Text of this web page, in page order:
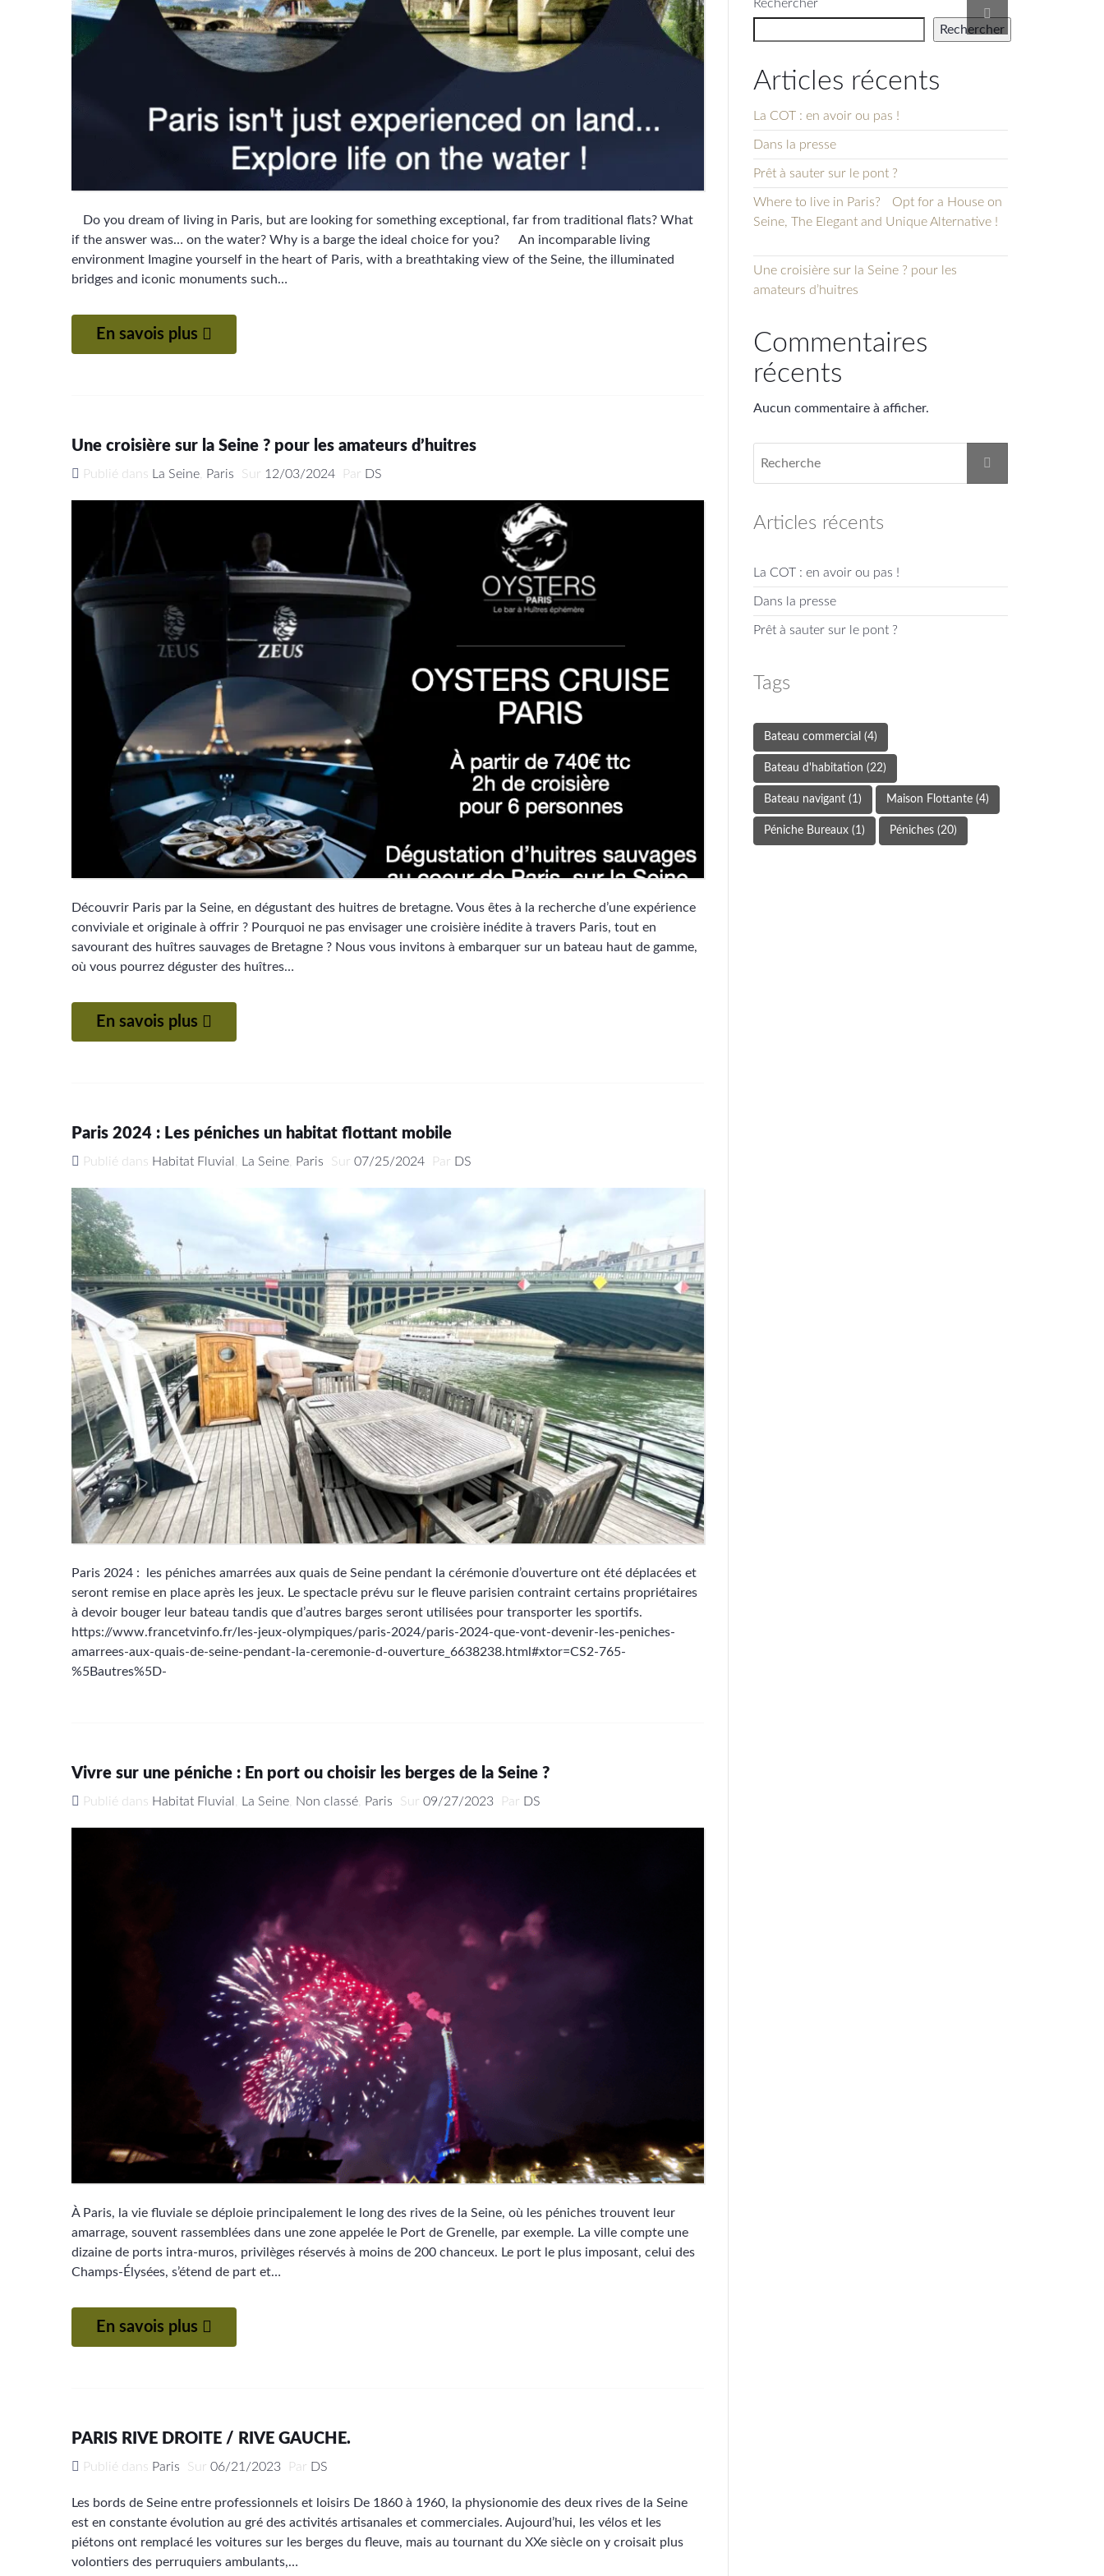
Do you dream of living in Paris, but are looking for something exceptional, far from traditional flats? What
if the answer was… on the water? Why is a barge the ideal choice for you? An incomparable living
environment Imagine yourself in the heart of Paris, with a breathtaking view of the Seine, the illuminated
bridges and iconic monuments such…
En savois plus
Une croisière sur la Seine ? pour les amateurs d’huitres
Publié dans La Seine Paris Sur 12/03/2024 Par DS
Découvrir Paris par la Seine, en dégustant des huitres de bretagne. Vous êtes à la recherche d’une expérience
conviviale et originale à offrir ? Pourquoi ne pas envisager une croisière inédite à travers Paris, tout en
savourant des huîtres sauvages de Bretagne ? Nous vous invitons à embarquer sur un bateau haut de gamme,
où vous pourrez déguster des huîtres…
En savois plus
Paris 2024 : Les péniches un habitat flottant mobile
Publié dans Habitat Fluvial La Seine Paris Sur 07/25/2024 Par DS
Paris 2024 : les péniches amarrées aux quais de Seine pendant la cérémonie d’ouverture ont été déplacées et
seront remise en place après les jeux. Le spectacle prévu sur le fleuve parisien contraint certains propriétaires
à devoir bouger leur bateau tandis que d’autres barges seront utilisées pour transporter les sportifs.
https://www.francetvinfo.fr/les-jeux-olympiques/paris-2024/paris-2024-que-vont-devenir-les-peniches-
amarrees-aux-quais-de-seine-pendant-la-ceremonie-d-ouverture_6638238.html#xtor=CS2-765-
%5Bautres%5D-
Vivre sur une péniche : En port ou choisir les berges de la Seine ?
Publié dans Habitat Fluvial La Seine Non classé Paris Sur 09/27/2023 Par DS
À Paris, la vie fluviale se déploie principalement le long des rives de la Seine, où les péniches trouvent leur
amarrage, souvent rassemblées dans une zone appelée le Port de Grenelle, par exemple. La ville compte une
dizaine de ports intra-muros, privilèges réservés à moins de 200 chanceux. Le port le plus imposant, celui des
Champs-Élysées, s’étend de part et…
En savois plus
PARIS RIVE DROITE / RIVE GAUCHE.
Publié dans Paris Sur 06/21/2023 Par DS
Les bords de Seine entre professionnels et loisirs De 1860 à 1960, la physionomie des deux rives de la Seine
est en constante évolution au gré des activités artisanales et commerciales. Aujourd’hui, les vélos et les
piétons ont remplacé les voitures sur les berges du fleuve, mais au tournant du XXe siècle on y croisait plus
volontiers des perruquiers ambulants,…
Rechercher
Rechercher
Articles récents
La COT : en avoir ou pas !
Dans la presse
Prêt à sauter sur le pont ?
Where to live in Paris? Opt for a House on
Seine, The Elegant and Unique Alternative !
Une croisière sur la Seine ? pour les
amateurs d’huitres
Commentaires
récents
Aucun commentaire à afficher.
Articles récents
La COT : en avoir ou pas !
Dans la presse
Prêt à sauter sur le pont ?
Tags
Bateau commercial (4)
Bateau d'habitation (22)
Bateau navigant (1) Maison Flottante (4)
Péniche Bureaux (1) Péniches (20)